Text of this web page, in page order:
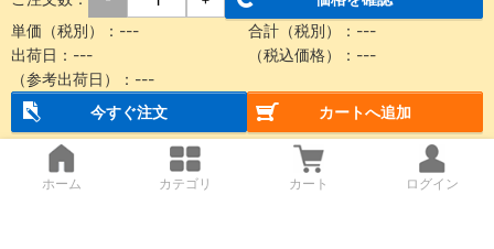
単価（税別）： --- 合計（税別）： ---
出荷日： --- （税込価格）： ---
（参考出荷日）： ---
今すぐ注文
カートへ追加
ホーム カテゴリ カート ログイン